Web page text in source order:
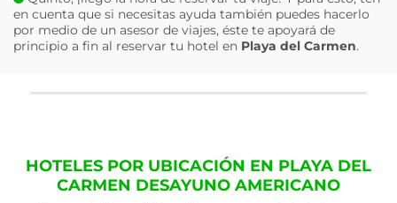
en cuenta que si necesitas ayuda también puedes hacerlo
por medio de un asesor de viajes, éste te apoyará de
principio a fin al reservar tu hotel en Playa del Carmen.
HOTELES POR UBICACIÓN EN PLAYA DEL
CARMEN DESAYUNO AMERICANO